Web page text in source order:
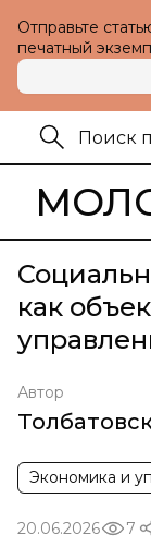
Отправьте
печатный
как
Автор
Экономика и
20.06.2026 7